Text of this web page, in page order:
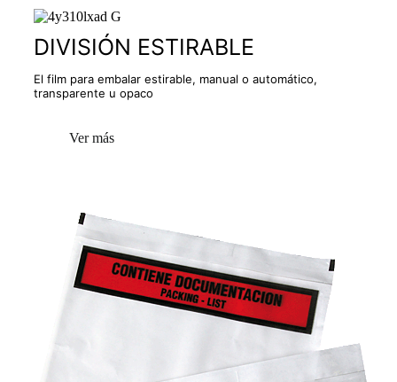
DIVISIÓN ESTIRABLE
El film para embalar estirable, manual o automático,
transparente u opaco
Ver más